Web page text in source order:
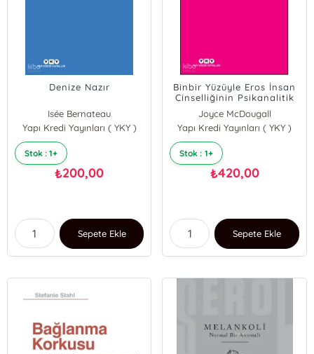
Denize Nazır
Isée Bernateau
Yapı Kredi Yayınları ( YKY )
Stok : 1+
₺200,00
Sepete Ekle
Binbir Yüzüyle Eros İnsan
Cinselliğinin Psikanalitik
Joyce McDougall
Yapı Kredi Yayınları ( YKY )
Stok : 1+
₺420,00
Sepete Ekle